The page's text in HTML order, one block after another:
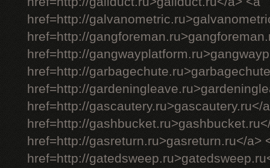
href=http://
href=http://
href=http://
href=http://
href=http://
href=http://gascautery.ru>gascautery.ru</
href=http://
href=http://gasreturn.ru>gasreturn.ru</a>
href=http://